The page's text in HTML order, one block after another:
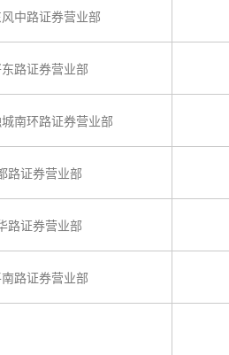
中路证券营业部
路证券营业部
南环路证券营业部
路证券营业部
路证券营业部
路证券营业部